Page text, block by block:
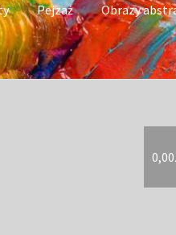
Pejzaż Obrazy
0,00